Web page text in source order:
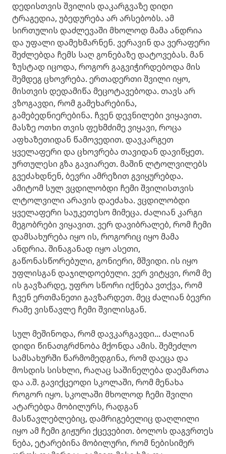
დედისთვის შვილის დაკარგვაზე დიდი
ტრაგედია, უბედურება არ არსებობს. ამ
სირთულის დაძლევაში მხოლოდ მამა ანდრია
და უფალი დამეხმარნენ. ვერავინ და ვერაფერი
შეძლებდა ჩემს საღ გონებაზე დატოვებას. მან
ზუსტად იცოდა, როგორ გაგვიჭირდებოდა მის
შემდეგ ცხოვრება. ერთადერთი შვილი იყო,
მისთვის დედამიწა მეცოტავებოდა. თავს არ
ვზოგავდი, რომ გამეხარებინა,
გამებედნიერებინა. ჩვენ დევნილები ვიყავით.
მასზე ოთხი თვის ფეხმძიმე ვიყავი, როცა
აფხაზეთიდან წამოვედით. დავკარგეთ
ყველაფერი და ცხოვრება თავიდან დავიწყეთ.
ურთულესი გზა გავიარეთ. მაშინ ლტოლვილებს
გვეძახდნენ, ბევრი ამრეზით გვიყურებდა.
ამიტომ სულ ვცდილობდი ჩემი შვილისთვის
ლტოლვილი არავის დაეძახა. ვცდილობდი
ყველაფერი საუკეთესო მიმეცა. ძალიან კარგი
მეგობრები ვიყავით. ვერ დავიბრალებ, რომ ჩემი
დამსახურება იყო ის, როგორიც იყო მამა
ანდრია. შინაგანად იყო ასეთი,
გაწონასწორებული, გონიერი, მშვიდი. ის იყო
უფლისგან დაჯილდოებული. ვერ ვიტყვი, რომ მე
ის გავზარდე, უფრო სწორი იქნება ვთქვა, რომ
ჩვენ ერთმანეთი გავზარდეთ. მეც ძალიან ბევრი
რამე ვისწავლე ჩემი შვილისგან.
სულ მეშინოდა, რომ დავკარგავდი... ძალიან
დიდი წინათგრძნობა მქონდა ამის. შემეძლო
სამსახურში წარმომედგინა, რომ დაეცა და
მოსდის სისხლი, რაღაც საშინელება დაემართა
და ა.შ. გავიქცეოდი სკოლაში, რომ მენახა
როგორ იყო. სკოლაში მხოლოდ ჩემი შვილი
ატარებდა მობილურს, რადგან
მასწავლებლებიც, დამრიგებელიც დაღლილი
იყო ამ ჩემი გიჟური ქცევებით. ბოლოს დაგვრთეს
ნება, ეტარებინა მობილური, რომ ნებისიმერ